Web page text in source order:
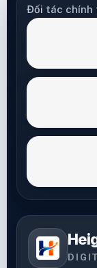
Đối tác chính